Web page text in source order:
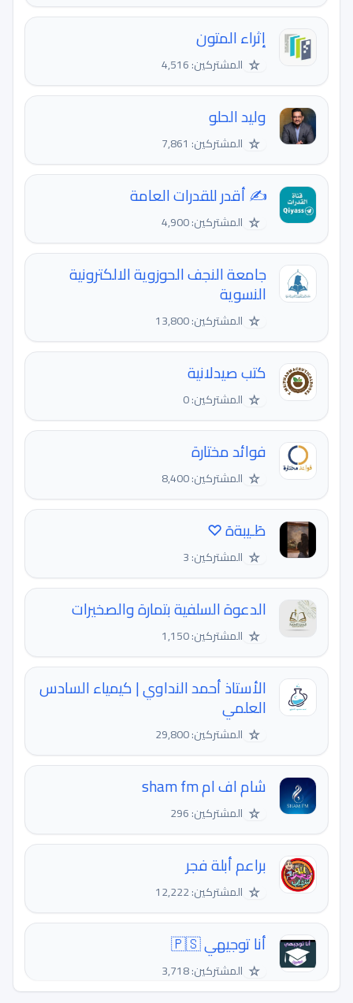
إثراء المتون
☆ المشتركين: 4,516
وليد الحلو
☆ المشتركين: 7,861
✍️ أقدر للقدرات العامة
☆ المشتركين: 4,900
جامعة النجف الحوزوية الالكترونية
النسوية
☆ المشتركين: 13,800
كتب صيدلانية
☆ المشتركين: 0
فوائد مختارة
☆ المشتركين: 8,400
طَـيبةهَ ︎♡
☆ المشتركين: 3
الدعوة السلفية بتمارة والصخيرات
☆ المشتركين: 1,150
الأستاذ أحمد النداوي | كيمياء السادس
العلمي
☆ المشتركين: 29,800
شام اف ام sham fm
☆ المشتركين: 296
براعم أبلة فجر
☆ المشتركين: 12,222
أنا توجيهي 🇵🇸
☆ المشتركين: 3,718